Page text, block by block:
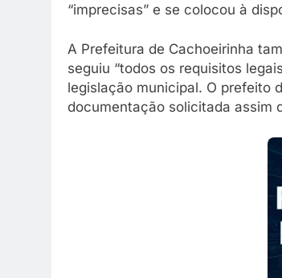
“imprecisas” e se colocou à
A Prefeitura de Cachoeirinha
seguiu “todos os requisitos
legislação municipal. O prefeito
documentação solicitada assim